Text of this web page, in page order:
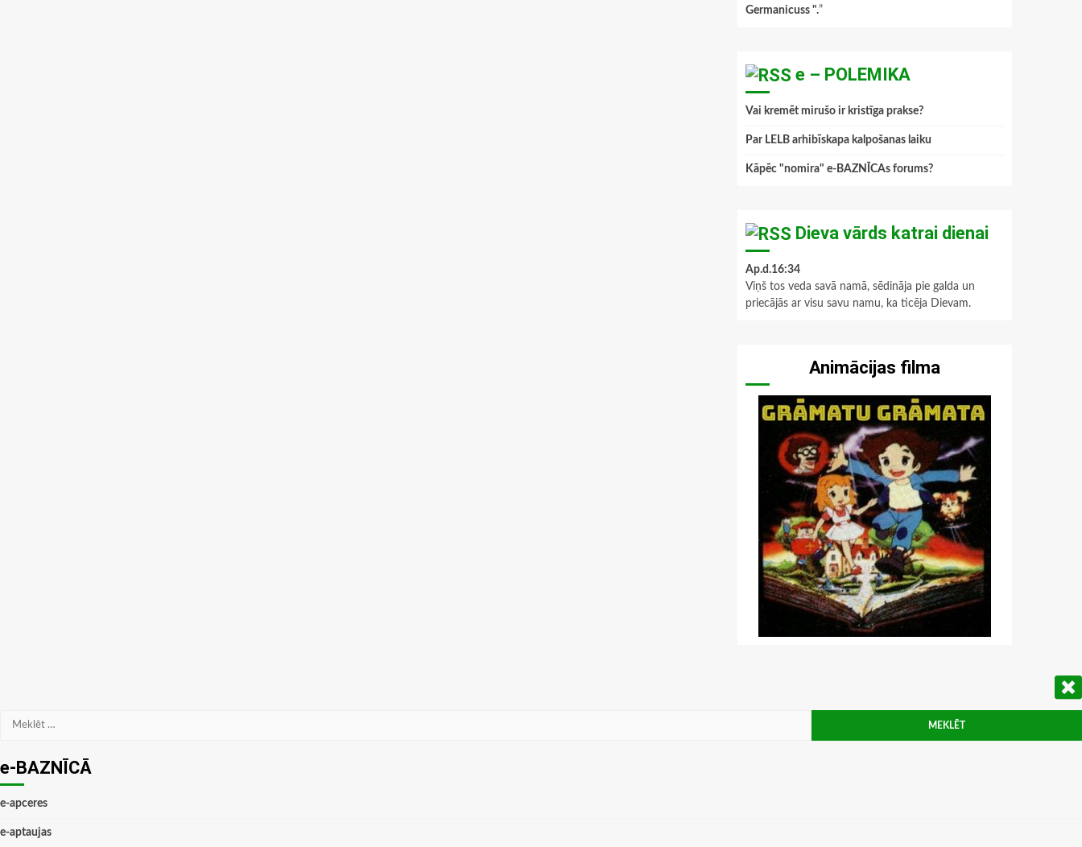
Germanicuss ".”
e – POLEMIKA
Vai kremēt mirušo ir kristīga prakse?
Par LELB arhibīskapa kalpošanas laiku
Kāpēc "nomira" e-BAZNĪCAs forums?
Dieva vārds katrai dienai
Ap.d.16:34
Viņš tos veda savā namā, sēdināja pie galda un
priecājās ar visu savu namu, ka ticēja Dievam.
Animācijas filma
Meklēt:
e-BAZNĪCĀ
e-apceres
e-aptaujas